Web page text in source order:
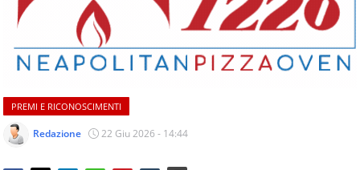
beverage,
catering
e
articoli
sul
mondo
dell'alimentazione,
dei
PREMI E RICONOSCIMENTI
Redazione 22 Giu 2026 - 14:44